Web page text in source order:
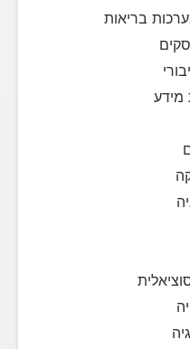
בריאות
מידע